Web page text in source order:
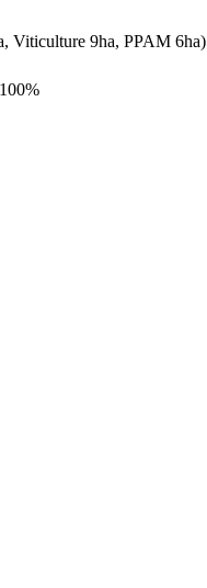
Viticulture 9ha, PPAM 6ha)